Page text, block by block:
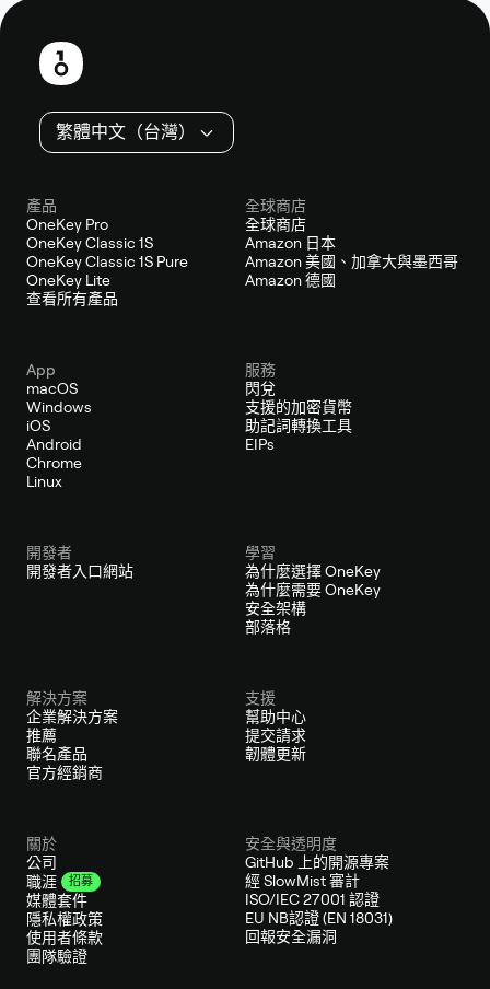
頁
繁體中文（台灣）
產品
OneKey Pro
OneKey Classic 1S
OneKey Classic 1S Pure
OneKey Lite
查看所有產品
全球商店
全球商店
Amazon 日本
Amazon 美國、加拿大與墨西哥
Amazon 德國
App
macOS
Windows
iOS
Android
Chrome
Linux
服務
閃兌
支援的加密貨幣
助記詞轉換工具
EIPs
開發者
開發者入口網站
學習
為什麼選擇 OneKey
為什麼需要 OneKey
安全架構
部落格
解決方案
企業解決方案
推薦
聯名產品
官方經銷商
支援
幫助中心
提交請求
韌體更新
關於
公司
職涯
招募
媒體套件
隱私權政策
使用者條款
團隊驗證
安全與透明度
GitHub 上的開源專案
經 SlowMist 審計
ISO/IEC 27001 認證
EU NB認證 (EN 18031)
回報安全漏洞